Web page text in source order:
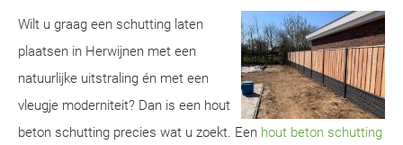
Wilt u graag een schutting laten
plaatsen in Herwijnen met een
natuurlijke uitstraling én met een
vleugje moderniteit? Dan is een hout
beton schutting precies wat u zoekt. Een hout beton schutting